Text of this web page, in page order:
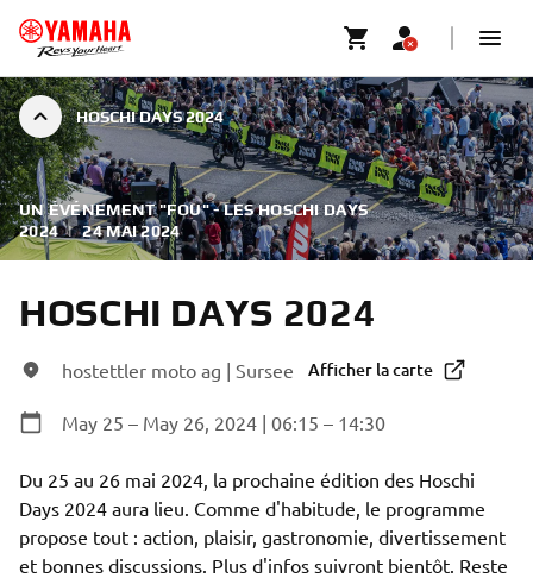
HOSCHI DAYS 2024
UN ÉVÉNEMENT "FOU" - LES HOSCHI DAYS
2024 | 24 MAI 2024
HOSCHI DAYS 2024
hostettler moto ag | Sursee Afficher la carte
May 25 – May 26, 2024 | 06:15 – 14:30
Du 25 au 26 mai 2024, la prochaine édition des Hoschi
Days 2024 aura lieu. Comme d'habitude, le programme
propose tout : action, plaisir, gastronomie, divertissement
et bonnes discussions. Plus d'infos suivront bientôt. Reste